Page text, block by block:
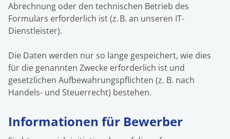
Abrechnung oder den technischen Betrieb des
Formulars erforderlich ist (z. B. an unseren IT-
Dienstleister).
Die Daten werden nur so lange gespeichert, wie dies
für die genannten Zwecke erforderlich ist und
gesetzlichen Aufbewahrungspflichten (z. B. nach
Handels- und Steuerrecht) bestehen.
Informationen für Bewerber